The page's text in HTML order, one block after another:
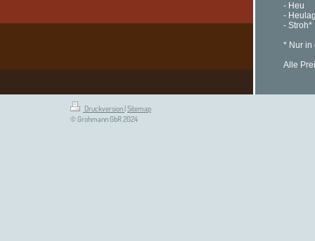
- Heu
-
- Stroh*
* Nur in
Alle
Druckversion |Sitemap
© Grohmann GbR 2024